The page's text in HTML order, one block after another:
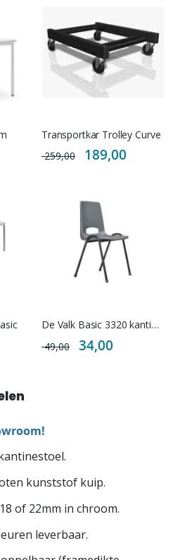
Transportkar Trolley Curve
259,00
Special
Price
189,00
De Valk Basic 3320 kantinestoel Kunststof
49,00
Special
Price
34,00
kunststof kuip.
of 22mm in chroom.
leverbaar.